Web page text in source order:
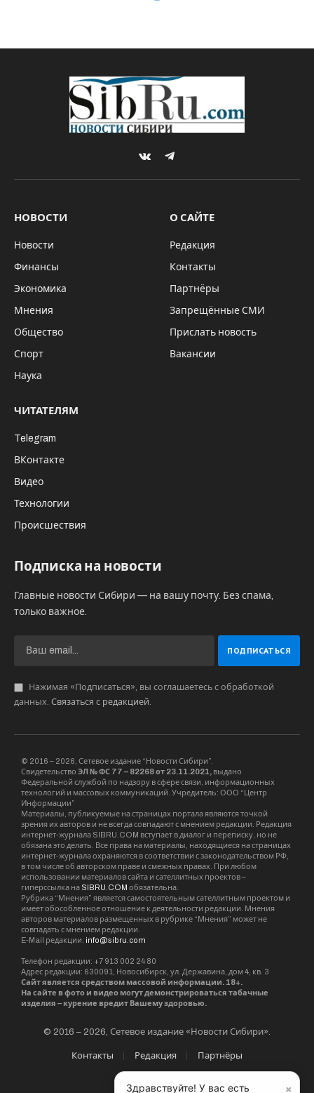
Аляской – быть
Редакция SibRu.com 04.06.2026 *ГЛАВНОЕ
Комментариев нет
План-схема будущего тоннеля
Глава Российского фонда прямых
инвестиций (РФПИ) и спецпредставитель
международного сотрудничества, Кирилл
Дмитриев, объявили о предстоящем
подписании соглашения, касающегося
проектирования тоннеля через Берингов
пролив. Согласно заявлению, этот
«Завтра мы выходим на финишную прямую по
согласованию проекта тоннеля. Его
строительство станет одним из ключевых
инфраструктурных проектов, направленных на
укрепление двусторонних отношений», —
«Звезда» в рамках Петербургского
(ПМЭФ).
Ранее, в октябре, господин Дмитриев уже
упоминал о перспективах строительства
данного транспортного перехода,
соединяющего Россию и Аляску. Он выразил
уверенность, что при использовании
передовых технологий проект тоннеля через
Берингов пролив может быть реализован в
срок, не превышающий восьми лет. Президент
США Дональд Трамп высказал
заинтересованность в данной инициативе. При
этом представитель МИД России Мария
Захарова отметила, что успешная реализация
такого масштабного проекта напрямую
зависит от наличия соответствующей
Следует отметить, что известный ×
Здравствуйте! У вас есть